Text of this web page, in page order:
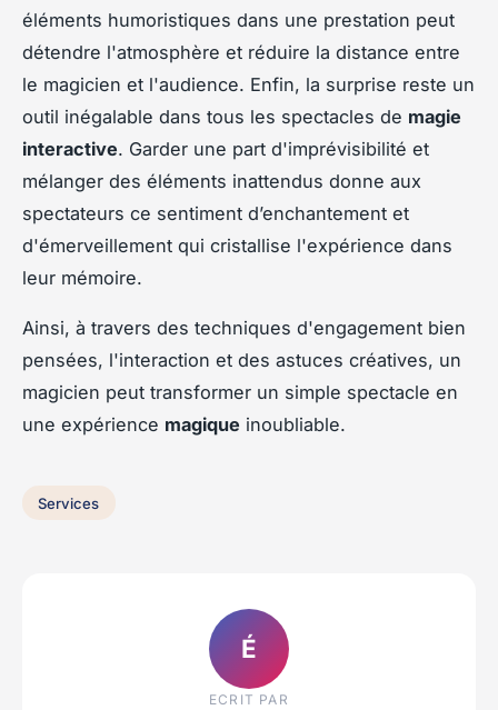
éléments humoristiques dans une prestation peut
détendre l'atmosphère et réduire la distance entre
le magicien et l'audience. Enfin, la surprise reste un
outil inégalable dans tous les spectacles de magie
interactive. Garder une part d'imprévisibilité et
mélanger des éléments inattendus donne aux
spectateurs ce sentiment d’enchantement et
d'émerveillement qui cristallise l'expérience dans
leur mémoire.
Ainsi, à travers des techniques d'engagement bien
pensées, l'interaction et des astuces créatives, un
magicien peut transformer un simple spectacle en
une expérience magique inoubliable.
Services
É
ECRIT PAR